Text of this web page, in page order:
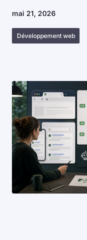
mai 21, 2026
Développement web